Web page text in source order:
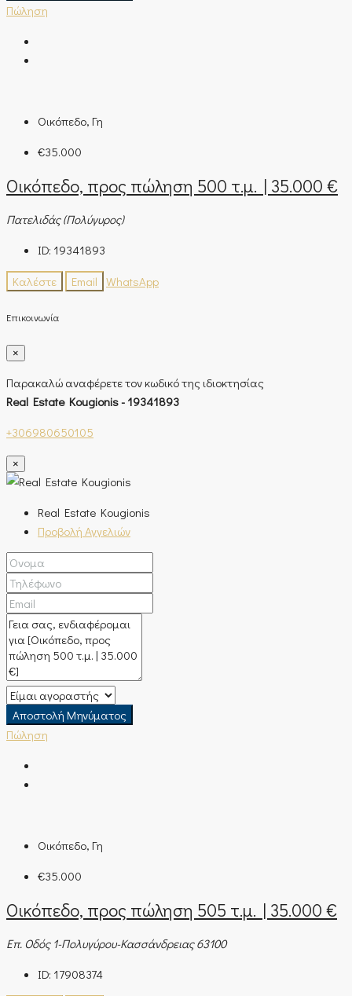
Πώληση
Οικόπεδο, Γη
€35.000
Οικόπεδο, προς πώληση 500 τ.μ. | 35.000 €
Πατελιδάς (Πολύγυρος)
ID: 19341893
Καλέστε
Email WhatsApp
Επικοινωνία
×
Παρακαλώ αναφέρετε τον κωδικό της ιδιοκτησίας
Real Estate Kougionis - 19341893
+306980650105
×
Real Estate Kougionis
Προβολή Αγγελιών
Αποστολή Μηνύματος
Πώληση
Οικόπεδο, Γη
€35.000
Οικόπεδο, προς πώληση 505 τ.μ. | 35.000 €
Επ. Οδός 1-Πολυγύρου-Κασσάνδρειας 63100
ID: 17908374